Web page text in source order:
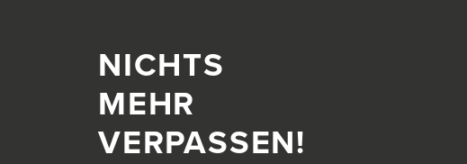
NICHTS
MEHR
VERPASSEN!